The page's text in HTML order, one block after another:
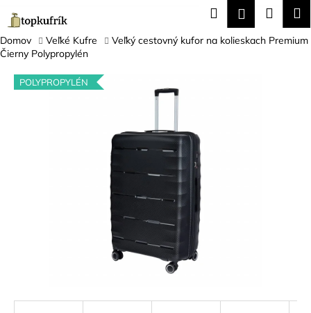
obsah
Hľadať
košík
Domov Veľké Kufre
Veľký cestovný kufor na kolieskach Premium
Čierny Polypropylén
POLYPROPYLÉN
o
š
í
Späť
Späť
Č
o